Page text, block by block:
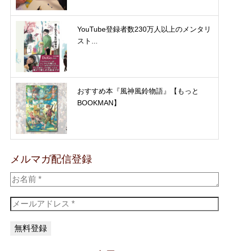
YouTube登録者数230万人以上のメンタリ
スト...
おすすめ本『風神風鈴物語』【もっと
BOOKMAN】
メルマガ配信登録